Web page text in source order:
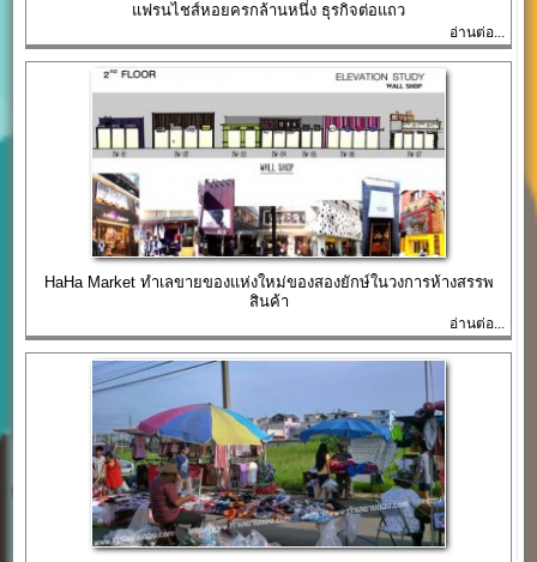
แฟรนไชส์หอยครกล้านหนึ่ง ธุรกิจต่อแถว
อ่านต่อ...
HaHa Market ทำเลขายของแห่งใหม่ของสองยักษ์ในวงการห้างสรรพ
สินค้า
อ่านต่อ...